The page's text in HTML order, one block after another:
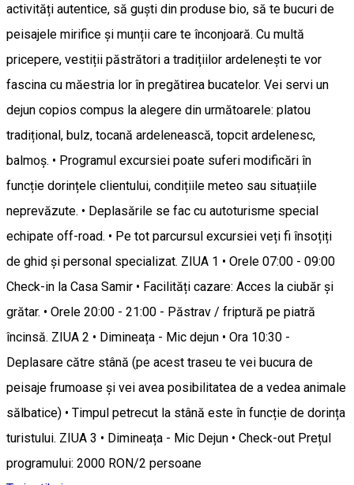
activități autentice, să guști din produse bio, să te bucuri de
peisajele mirifice și munții care te înconjoară. Cu multă
pricepere, vestiții păstrători a tradițiilor ardelenești te vor
fascina cu măestria lor în pregătirea bucatelor. Vei servi un
dejun copios compus la alegere din următoarele: platou
tradițional, bulz, tocană ardelenească, topcit ardelenesc,
balmoș. • Programul excursiei poate suferi modificări în
funcție dorințele clientului, condițiile meteo sau situațiile
neprevăzute. • Deplasările se fac cu autoturisme special
echipate off-road. • Pe tot parcursul excursiei veți fi însoțiți
de ghid și personal specializat. ZIUA 1 • Orele 07:00 - 09:00
Check-in la Casa Samir • Facilități cazare: Acces la ciubăr și
grătar. • Orele 20:00 - 21:00 - Păstrav / friptură pe piatră
încinsă. ZIUA 2 • Dimineața - Mic dejun • Ora 10:30 -
Deplasare către stână (pe acest traseu te vei bucura de
peisaje frumoase și vei avea posibilitatea de a vedea animale
sălbatice) • Timpul petrecut la stână este în funcție de dorința
turistului. ZIUA 3 • Dimineața - Mic Dejun • Check-out Prețul
programului: 2000 RON/2 persoane